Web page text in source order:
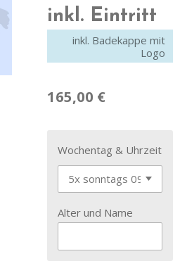
inkl. Eintritt
inkl. Badekappe mit
Logo
165,00 €
Wochentag & Uhrzeit
Alter und Name